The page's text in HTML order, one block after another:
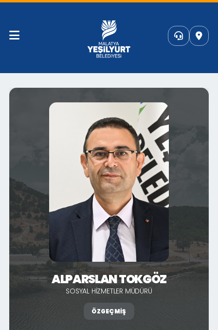
ALPARSLAN TOKGÖZ
SOSYAL HIZMETLER MÜDÜRÜ
ÖZGEÇMIŞ